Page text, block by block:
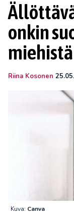
onkin
Riina Kosonen
Kuva: Canva